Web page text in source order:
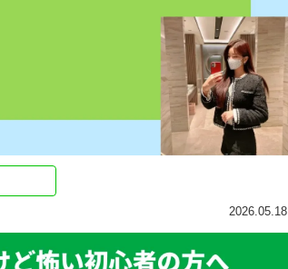
2026.05.18